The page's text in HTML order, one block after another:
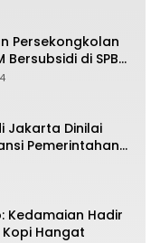
Persekongkolan
Bersubsidi di SPBU
4
Jakarta Dinilai
Pemerintahan
Kedamaian Hadir
Hangat